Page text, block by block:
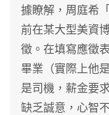
據瞭解，周庭希
前在某大型美資
徵。在填寫應徵
畢業（實際上他
是司機，薪金要
缺乏誠意，心智